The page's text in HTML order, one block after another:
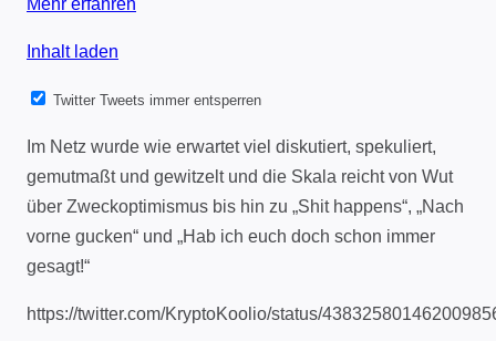
Inhalt laden
Twitter Tweets immer entsperren
Im Netz wurde wie erwartet viel diskutiert, spekuliert,
gemutmaßt und gewitzelt und die Skala reicht von Wut
über Zweckoptimismus bis hin zu „Shit happens“, „Nach
vorne gucken“ und „Hab ich euch doch schon immer
gesagt!“
https://twitter.com/KryptoKoolio/status/